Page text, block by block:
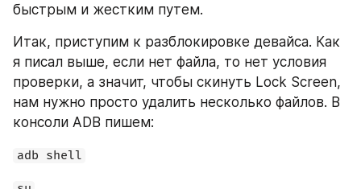
быстрым и жестким путем.
Итак, приступим к разблокировке девайса. Как
я писал выше, если нет файла, то нет условия
проверки, а значит, чтобы скинуть Lock Screen,
нам нужно просто удалить несколько файлов. В
консоли ADB пишем:
adb shell